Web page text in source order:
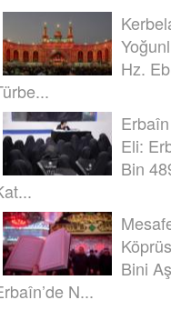
Hz.
Eli:
Bin
Bini
N...